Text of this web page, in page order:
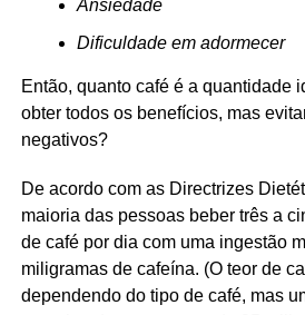
Ansiedade
Dificuldade em adormecer
Então, quanto café é a quantidade
obter todos os benefícios, mas
negativos?
De acordo com as Directrizes
maioria das pessoas beber três a
de café por dia com uma ingestão
miligramas de cafeína. (O teor de
dependendo do tipo de café, mas